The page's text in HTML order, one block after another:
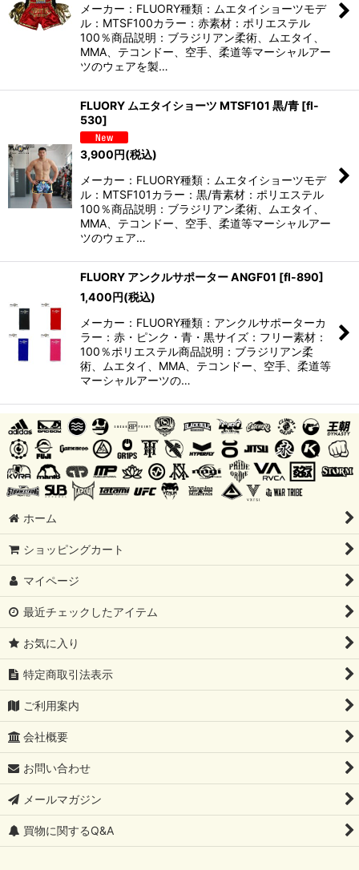
メーカー：FLUORY種類：ムエタイショーツモデ
ル：MTSF100カラー：赤素材：ポリエステル
100％商品説明：ブラジリアン柔術、ムエタイ、
MMA、テコンドー、空手、柔道等マーシャルアー
ツのウェアを製…
FLUORY ムエタイショーツ MTSF101 黒/青 [fl-
530]
3,900円(税込)
メーカー：FLUORY種類：ムエタイショーツモデ
ル：MTSF101カラー：黒/青素材：ポリエステル
100％商品説明：ブラジリアン柔術、ムエタイ、
MMA、テコンドー、空手、柔道等マーシャルアー
ツのウェア…
FLUORY アンクルサポーター ANGF01 [fl-890]
1,400円(税込)
メーカー：FLUORY種類：アンクルサポーターカ
ラー：赤・ピンク・青・黒サイズ：フリー素材：
100％ポリエステル商品説明：ブラジリアン柔
術、ムエタイ、MMA、テコンドー、空手、柔道等
マーシャルアーツの…
ホーム
ショッピングカート
マイページ
最近チェックしたアイテム
お気に入り
特定商取引法表示
ご利用案内
会社概要
お問い合わせ
メールマガジン
買物に関するQ&A